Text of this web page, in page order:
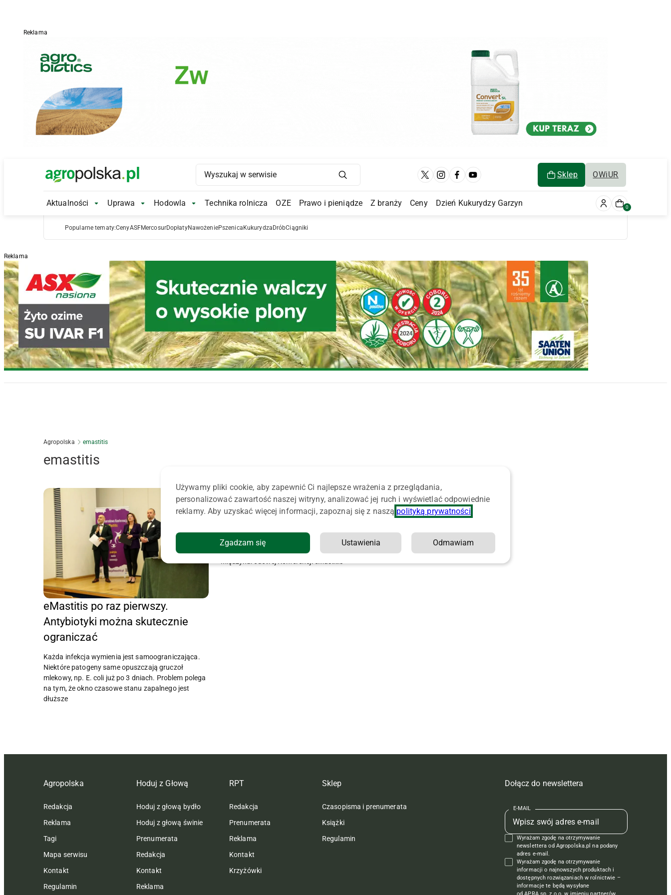
Reklama
Main Logo Sklep OWiUR
Main Navigation
Aktualności Aktualności Submenu
Uprawa Uprawa Submenu
Hodowla Hodowla Submenu
Technika rolnicza OZE Prawo i pieniądze Z branży Ceny Dzień Kukurydzy Garzyn 0
Popularne tematy:CenyASFMercosurDopłatyNawożeniePszenica Kukurydza DróbCiągniki
Reklama
Agropolska emastitis
emastitis
eMastitis po raz pierwszy.
Antybiotyki można skutecznie
ograniczać
Każda infekcja wymienia jest samoograniczająca.
Niektóre patogeny same opuszczają gruczoł
mlekowy, np. E. coli już po 3 dniach. Problem polega
na tym, że okno czasowe stanu zapalnego jest
dłuższe
Zapraszamy do udziału w I
Międzynarodowej Konferencji eMastitis
Agropolska
Redakcja
Reklama
Tagi
Mapa serwisu
Kontakt
Regulamin
Hoduj z Głową
Hoduj z głową bydło
Hoduj z głową świnie
Prenumerata
Redakcja
Kontakt
Reklama
RPT
Redakcja
Prenumerata
Reklama
Kontakt
Krzyżówki
Sklep
Czasopisma i prenumerata
Książki
Regulamin
Dołącz do newslettera
E-MAIL
Wyrażam zgodę na otrzymywanie
newslettera od Agropolska.pl na podany
adres e-mail.
Wyrażam zgodę na otrzymywanie
informacji o najnowszych produktach i
dostępnych rozwiązaniach w rolnictwie –
informacje te będą wysyłane
Używamy pliki cookie, aby zapewnić Ci najlepsze wrażenia z przeglądania,
personalizować zawartość naszej witryny, analizować jej ruch i wyświetlać odpowiednie
reklamy. Aby uzyskać więcej informacji, zapoznaj się z naszą polityką prywatności
Zgadzam się Ustawienia Odmawiam